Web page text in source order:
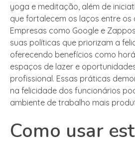
yoga e meditação, além de
que fortalecem os laços entre os
Empresas como Google e
suas políticas que priorizam a
oferecendo benefícios como
espaços de lazer e
profissional. Essas práticas
na felicidade dos funcionários
ambiente de trabalho mais
Como usar